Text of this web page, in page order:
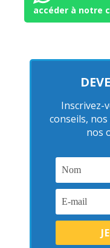
accéder à notre
Inscrivez-
conseils,
nos